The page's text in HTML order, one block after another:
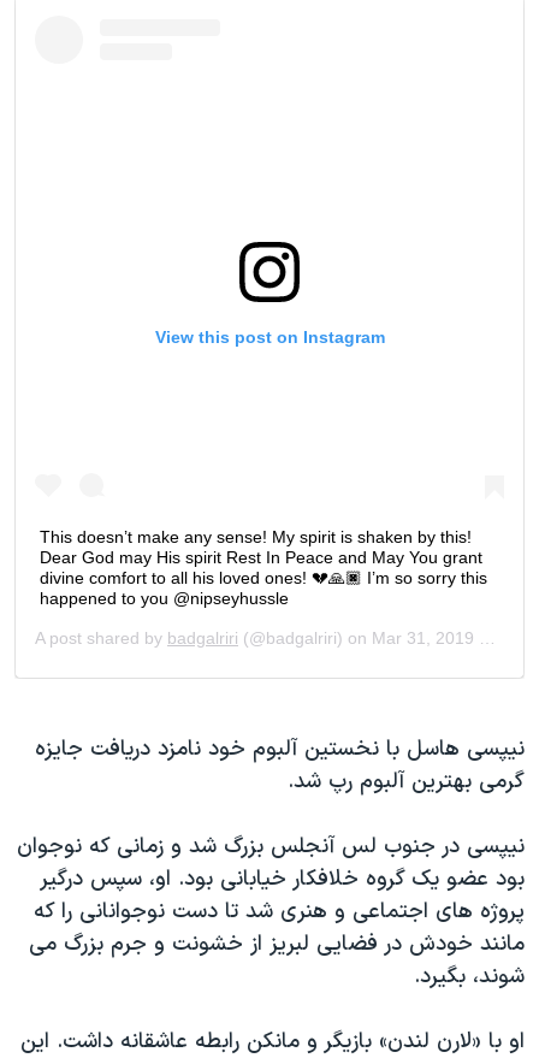
نیپسی هاسل با نخستین آلبوم خود نامزد دریافت جایزه
گرمی بهترین آلبوم رپ شد.
نیپسی در جنوب لس آنجلس بزرگ شد و زمانی که نوجوان
بود عضو یک گروه خلافکار خیابانی بود. او، سپس درگیر
پروژه های اجتماعی و هنری شد تا دست نوجوانانی را که
مانند خودش در فضایی لبریز از خشونت و جرم بزرگ می
شوند، بگیرد.
او با «لارن لندن» بازیگر و مانکن رابطه عاشقانه داشت. این